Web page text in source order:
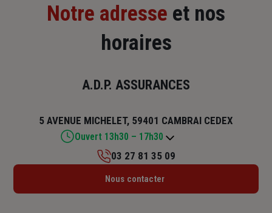
Notre adresse et nos
horaires
A.D.P. ASSURANCES
5 AVENUE MICHELET, 59401 CAMBRAI CEDEX
Ouvert 13h30 – 17h30
Lundi : 13h30 – 17h30
03 27 81 35 09
Nous contacter